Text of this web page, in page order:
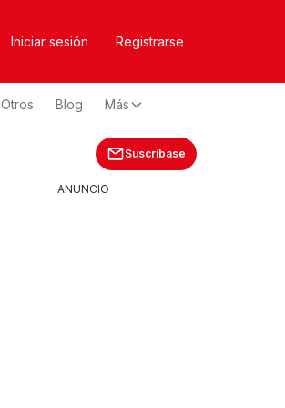
Iniciar sesión Registrarse
Otros Blog Más
Suscríbase
ANUNCIO